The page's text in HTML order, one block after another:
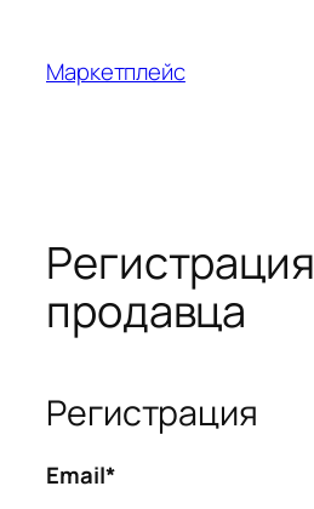
содержимому
Маркетплейс
Регистрация
продавца
Регистрация
Email*